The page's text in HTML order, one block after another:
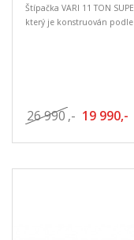
Štípačka VARI 11 TON
který je konstruován
26 990 ,- 19 990,-